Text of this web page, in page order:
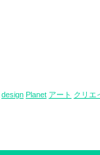
design Planet アート クリエ